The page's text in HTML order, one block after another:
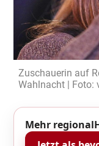
Zuschauerin auf
Wahlnacht | Foto:
Mehr